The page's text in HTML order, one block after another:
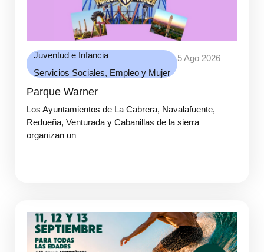
Juventud e Infancia
Servicios Sociales, Empleo y Mujer
5 Ago 2026
Parque Warner
Los Ayuntamientos de La Cabrera, Navalafuente,
Redueña, Venturada y Cabanillas de la sierra
organizan un